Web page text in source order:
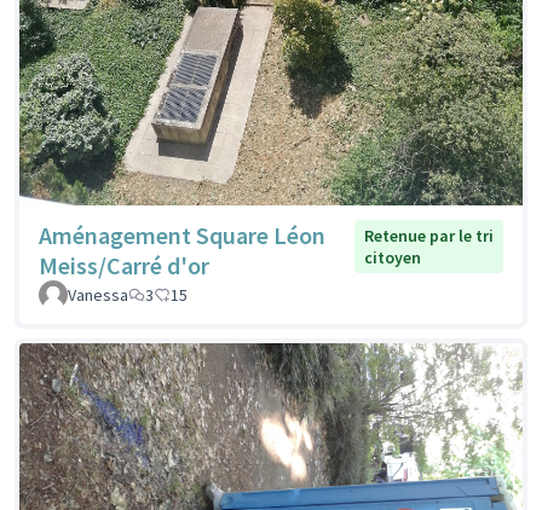
Aménagement Square Léon
Meiss/Carré d'or
Retenue par le tri
citoyen
Vanessa
3 15